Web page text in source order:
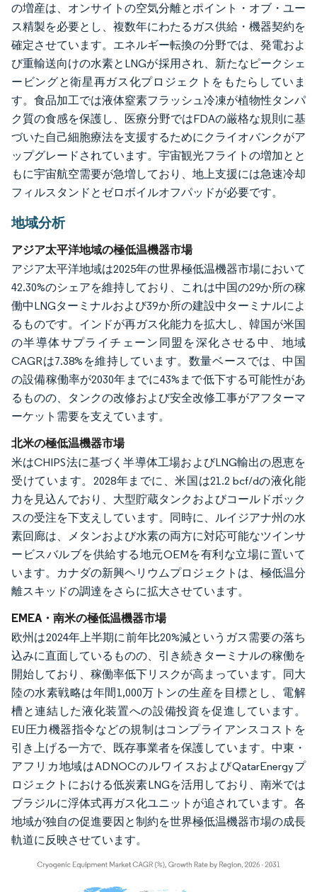
の増産は、オンサイトの空気分離とポイント・オブ・ユー
ス精製を必要とし、複数年にわたるガス供給・機器契約を
確定させています。エネルギー転換の分野では、発電およ
び重輸送向けの水素とLNGが採用され、新たなピークシェ
ービングと衛星再ガス化プロジェクトをもたらしていま
す。食品加工では液体窒素フラッシュ冷凍が植物性タンパ
ク質の食感を保護し、医療分野ではFDAの厳格な規則に基
づいた自己細胞療法を支援するためにクライオバンクがア
ップグレードされています。宇宙観光フライトの増加とと
もに宇宙航空需要が急増しており、地上支援には急速冷却
フィルスタンドとゼロボイルオフパッドが必要です。
地域分析
アジア太平洋地域の極低温機器市場
アジア太平洋地域は2025年の世界極低温機器市場において
42.30%のシェアを維持しており、これは中国の29か所の稼
働中LNGターミナルおよび39か所の建設中ターミナルによ
るものです。インドが再ガス化能力を拡大し、韓国が米国
の半導体サプライチェーン同盟を深化させる中、地域
CAGRは7.38%を維持しています。数量ベースでは、中国
の設備稼働率が2030年までに43%まで低下する可能性があ
るものの、タンクの改修および安全改修工事がアフターマ
ーケット需要を支えています。
北米の極低温機器市場
米はCHIPS法に基づく半導体工場およびLNG輸出の恩恵を
受けています。2028年までに、米国は21.2 bcf/dの液化能
力を見込んでおり、大型貯蔵タンクおよびコールドボック
スの受注を下支えしています。同時に、ルイジアナ州の水
素回廊は、メタンおよび水素の両方に対応可能なツインサ
ービスバルブを供給する地元OEMを有利な立場に置いて
います。カナダの新興ヘリウムプロジェクトは、極低温分
離スキッドの調達をさらに拡大させています。
EMEA・南米の極低温機器市場
欧州は2024年上半期に前年比20%減というガス需要の落ち
込みに直面しているものの、引き続きターミナルの稼働を
開始しており、稼働率低下リスクが高まっています。同大
陸の水素戦略は年間1,000万トンの生産を目標とし、電解
槽と連結した液化装置への設備投資を促進しています。
EU圧力機器指令などの規制はコンプライアンスコストを
引き上げる一方で、既存事業者を保護しています。中東・
アフリカ地域はADNOCのルワイスおよびQatarEnergyプ
ロジェクトにおける低炭素LNGを活用しており、南米では
ブラジルに浮体式再ガス化ユニットが追されています。各
地域が独自の促進要因と制約を世界極低温機器市場の成長
軌道に反映させています。